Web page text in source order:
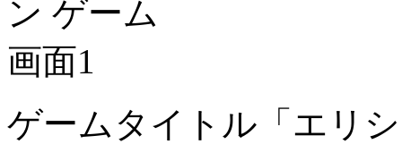
ゲームタイトル「エリ